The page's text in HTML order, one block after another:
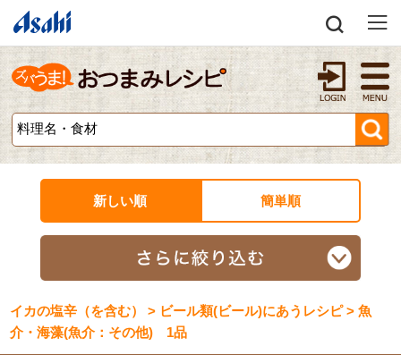
新しい順 簡単順
イカの塩辛（を含む） > ビール類(ビール)にあうレシピ > 魚
介・海藻(魚介：その他) 1品